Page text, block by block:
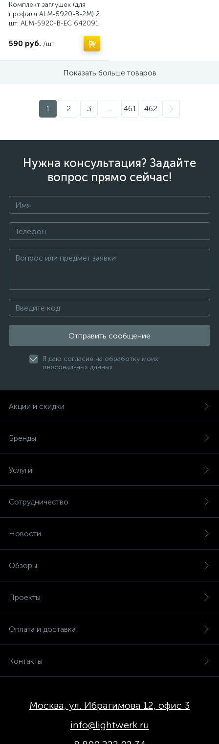
Комплект заглушек (для
профиля ALM-5920-B-2M) 2
шт. ALM-5920-B-EC 642091
590 руб. /шт
Показать больше товаров
1 2 3 ... 461 462
Нужна консультация? Задайте
вопрос прямо сейчас!
Отправить сообщение
Я даю согласие на обработку моих
персональных данных
Акции и скидки
Бренды
Услуги
Сотрудничество
Новости
Обзоры
Проекты
Оплата и доставка
Контакты
Москва, ул. Ибрагимова 12, офис 3
info@lightwerk.ru